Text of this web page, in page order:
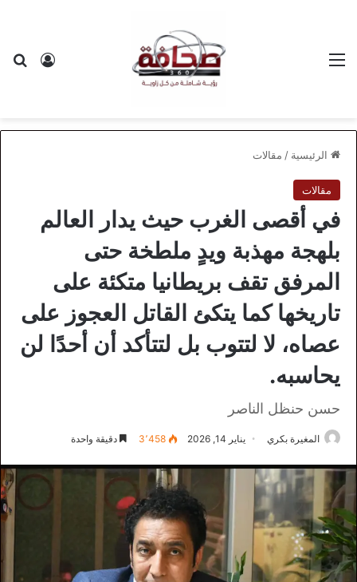
الرئيسية / مقالات
مقالات
في أقصى الغرب حيث يدار العالم
بلهجة مهذبة ويدٍ ملطخة حتى
المرفق تقف بريطانيا متكئة على
تاريخها كما يتكئ القاتل العجوز على
عصاه، لا لتتوب بل لتتأكد أن أحدًا لن
يحاسبه.
حسن حنظل الناصر
المغيرة بكري يناير 14, 2026 3٬458 دقيقة واحدة